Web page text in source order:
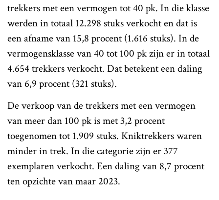
trekkers met een vermogen tot 40 pk. In die klasse
werden in totaal 12.298 stuks verkocht en dat is
een afname van 15,8 procent (1.616 stuks). In de
vermogensklasse van 40 tot 100 pk zijn er in totaal
4.654 trekkers verkocht. Dat betekent een daling
van 6,9 procent (321 stuks).
De verkoop van de trekkers met een vermogen
van meer dan 100 pk is met 3,2 procent
toegenomen tot 1.909 stuks. Kniktrekkers waren
minder in trek. In die categorie zijn er 377
exemplaren verkocht. Een daling van 8,7 procent
ten opzichte van maar 2023.